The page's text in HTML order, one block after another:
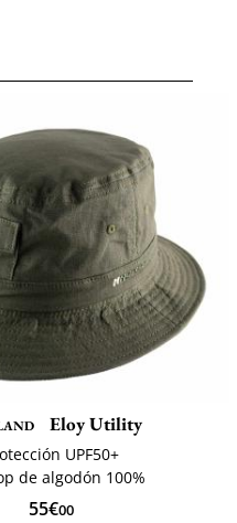
Eloy Utility
UPF50+
de algodón 100%
55€00